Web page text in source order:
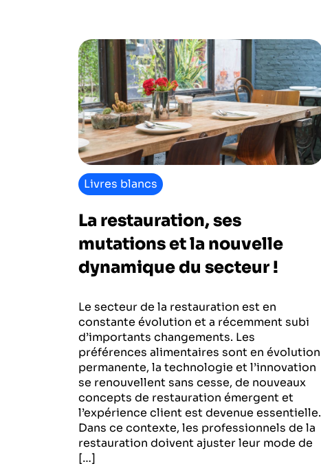
Livres blancs
La restauration, ses
mutations et la nouvelle
dynamique du secteur !
Le secteur de la restauration est en
constante évolution et a récemment subi
d’importants changements. Les
préférences alimentaires sont en évolution
permanente, la technologie et l’innovation
se renouvellent sans cesse, de nouveaux
concepts de restauration émergent et
l’expérience client est devenue essentielle.
Dans ce contexte, les professionnels de la
restauration doivent ajuster leur mode de
[…]